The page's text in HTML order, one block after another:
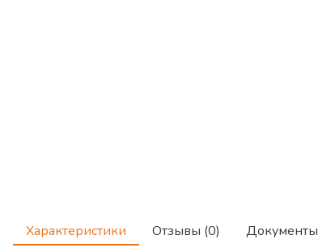
Характеристики Отзывы (0) Документы